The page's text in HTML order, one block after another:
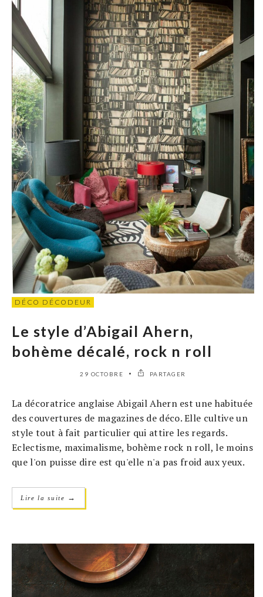
DÉCO DÉCODEUR
Le style d’Abigail Ahern,
bohème décalé, rock n roll
29 OCTOBRE PARTAGER
La décoratrice anglaise Abigail Ahern est une habituée
des couvertures de magazines de déco. Elle cultive un
style tout à fait particulier qui attire les regards.
Eclectisme, maximalisme, bohème rock n roll, le moins
que l'on puisse dire est qu'elle n'a pas froid aux yeux.
Lire la suite →